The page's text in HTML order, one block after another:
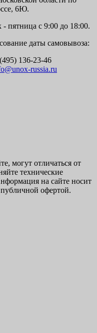
6Ю.
пятница с 9:00 до 18:00.
даты самовывоза:
136-23-46
russia.ru
могут отличаться от
технические
на сайте носит
офертой.